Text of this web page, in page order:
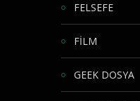
FELSEFE
FİLM
GEEK DOSYA